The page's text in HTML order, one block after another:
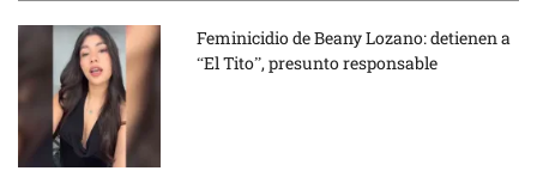
Feminicidio de Beany Lozano: detienen a
“El Tito”, presunto responsable